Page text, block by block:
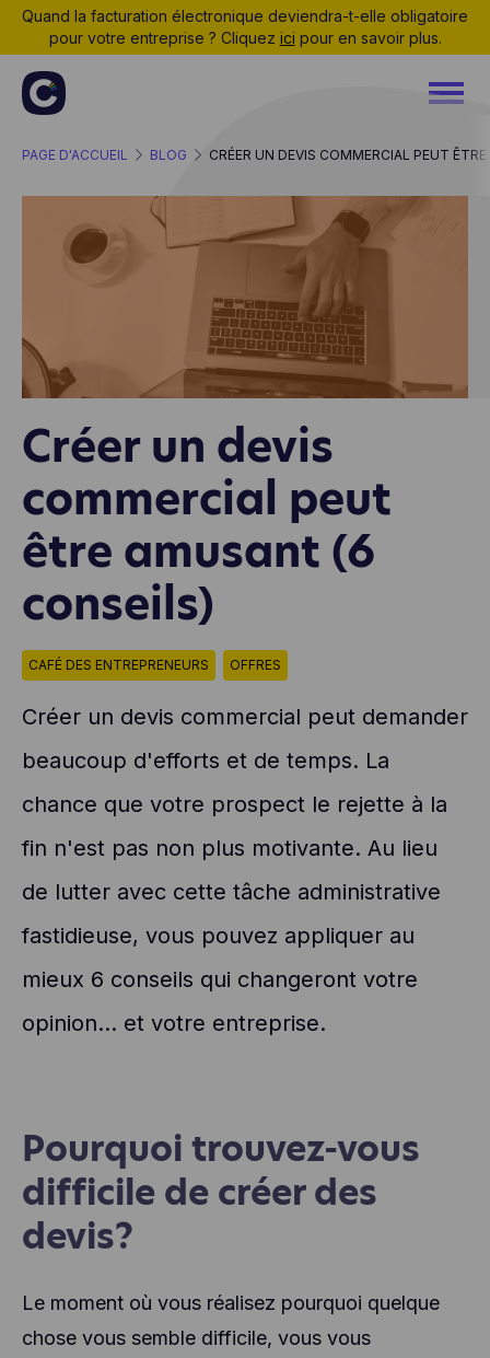
Quand la facturation électronique deviendra-t-elle obligatoire
pour votre entreprise ? Cliquez ici pour en savoir plus.
PAGE D'ACCUEIL BLOG CRÉER UN DEVIS COMMERCIAL PEUT
Créer un devis
commercial peut
être amusant (6
conseils)
CAFÉ DES ENTREPRENEURS OFFRES
Créer un devis commercial peut demander
beaucoup d'efforts et de temps. La
chance que votre prospect le rejette à la
fin n'est pas non plus motivante. Au lieu
de lutter avec cette tâche administrative
fastidieuse, vous pouvez appliquer au
mieux 6 conseils qui changeront votre
opinion... et votre entreprise.
Pourquoi trouvez-vous
difficile de créer des
devis?
Le moment où vous réalisez pourquoi quelque
chose vous semble difficile, vous vous